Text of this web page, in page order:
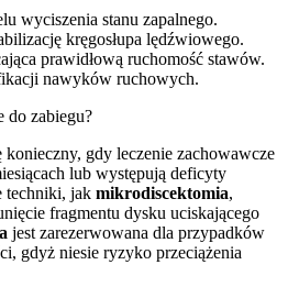
wyciszenia stanu zapalnego.
kręgosłupa lędźwiowego.
prawidłową ruchomość stawów.
nawyków ruchowych.
do zabiegu?
gdy leczenie zachowawcze
lub występują deficyty
techniki, jak mikrodiscektomia,
fragmentu dysku uciskającego
jest zarezerwowana dla przypadków
gdyż niesie ryzyko przeciążenia